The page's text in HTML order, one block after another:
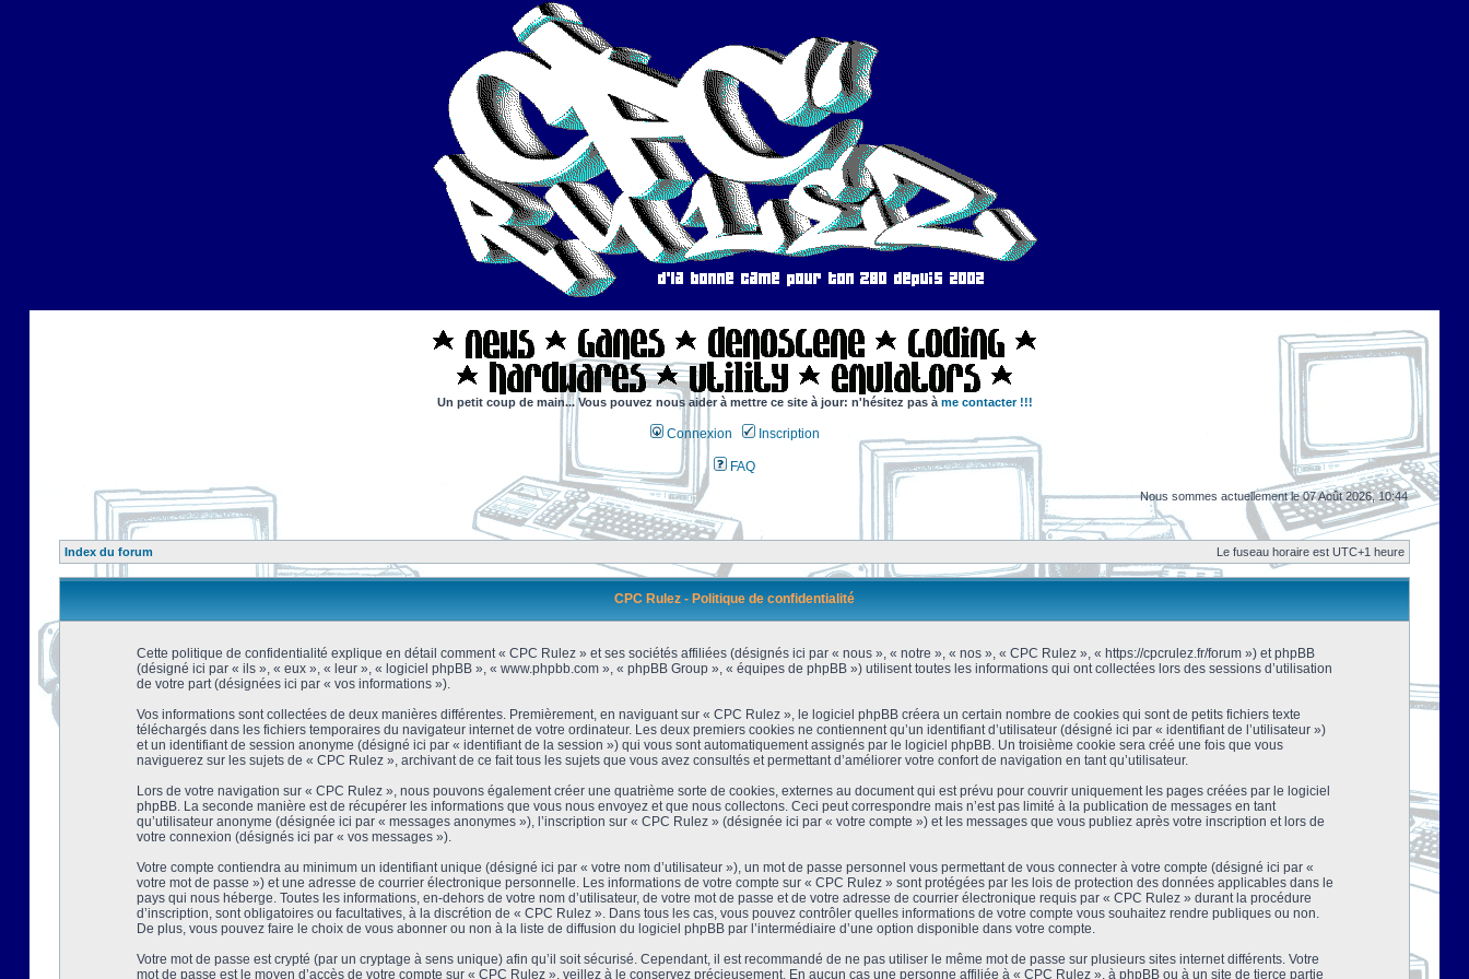
Un petit coup de main... Vous pouvez nous aider à mettre ce site à jour: n'hésitez pas à me contacter !!!
Connexion Inscription
FAQ
Nous sommes actuellement le 07 Août 2026, 10:44
Index du forum Le fuseau horaire est UTC+1 heure
CPC Rulez - Politique de confidentialité
Cette politique de confidentialité explique en détail comment « CPC Rulez » et ses sociétés affiliées (désignés ici par « nous », « notre », « nos », « CPC Rulez », « https://cpcrulez.fr/forum ») et phpBB
(désigné ici par « ils », « eux », « leur », « logiciel phpBB », « www.phpbb.com », « phpBB Group », « équipes de phpBB ») utilisent toutes les informations qui ont collectées lors des sessions d’utilisation
de votre part (désignées ici par « vos informations »).
Vos informations sont collectées de deux manières différentes. Premièrement, en naviguant sur « CPC Rulez », le logiciel phpBB créera un certain nombre de cookies qui sont de petits fichiers texte
téléchargés dans les fichiers temporaires du navigateur internet de votre ordinateur. Les deux premiers cookies ne contiennent qu’un identifiant d’utilisateur (désigné ici par « identifiant de l’utilisateur »)
et un identifiant de session anonyme (désigné ici par « identifiant de la session ») qui vous sont automatiquement assignés par le logiciel phpBB. Un troisième cookie sera créé une fois que vous
naviguerez sur les sujets de « CPC Rulez », archivant de ce fait tous les sujets que vous avez consultés et permettant d’améliorer votre confort de navigation en tant qu’utilisateur.
Lors de votre navigation sur « CPC Rulez », nous pouvons également créer une quatrième sorte de cookies, externes au document qui est prévu pour couvrir uniquement les pages créées par le logiciel
phpBB. La seconde manière est de récupérer les informations que vous nous envoyez et que nous collectons. Ceci peut correspondre mais n’est pas limité à la publication de messages en tant
qu’utilisateur anonyme (désignée ici par « messages anonymes »), l’inscription sur « CPC Rulez » (désignée ici par « votre compte ») et les messages que vous publiez après votre inscription et lors de
votre connexion (désignés ici par « vos messages »).
Votre compte contiendra au minimum un identifiant unique (désigné ici par « votre nom d’utilisateur »), un mot de passe personnel vous permettant de vous connecter à votre compte (désigné ici par «
votre mot de passe ») et une adresse de courrier électronique personnelle. Les informations de votre compte sur « CPC Rulez » sont protégées par les lois de protection des données applicables dans le
pays qui nous héberge. Toutes les informations, en-dehors de votre nom d’utilisateur, de votre mot de passe et de votre adresse de courrier électronique requis par « CPC Rulez » durant la procédure
d’inscription, sont obligatoires ou facultatives, à la discrétion de « CPC Rulez ». Dans tous les cas, vous pouvez contrôler quelles informations de votre compte vous souhaitez rendre publiques ou non.
De plus, vous pouvez faire le choix de vous abonner ou non à la liste de diffusion du logiciel phpBB par l’intermédiaire d’une option disponible dans votre compte.
Votre mot de passe est crypté (par un cryptage à sens unique) afin qu’il soit sécurisé. Cependant, il est recommandé de ne pas utiliser le même mot de passe sur plusieurs sites internet différents. Votre
mot de passe est le moyen d’accès de votre compte sur « CPC Rulez », veillez à le conservez précieusement. En aucun cas une personne affiliée à « CPC Rulez », à phpBB ou à un site de tierce partie